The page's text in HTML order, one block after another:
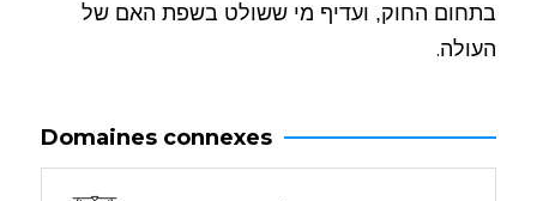
בתחום החוק, ועדיף מי ששולט בשפת האם של
העולה.
Domaines connexes